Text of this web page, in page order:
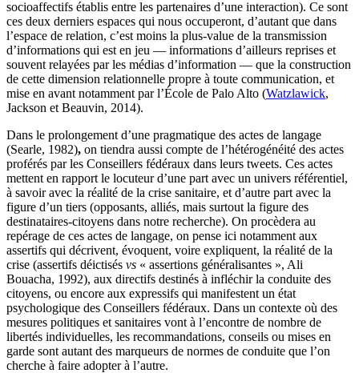
socioaffectifs établis entre les partenaires d’une interaction). Ce sont
ces deux derniers espaces qui nous occuperont, d’autant que dans
l’espace de relation, c’est moins la plus-value de la transmission
d’informations qui est en jeu — informations d’ailleurs reprises et
souvent relayées par les médias d’information — que la construction
de cette dimension relationnelle propre à toute communication, et
mise en avant notamment par l’École de Palo Alto (Watzlawick,
Jackson et Beauvin, 2014).
Dans le prolongement d’une pragmatique des actes de langage
(Searle, 1982), on tiendra aussi compte de l’hétérogénéité des actes
proférés par les Conseillers fédéraux dans leurs tweets. Ces actes
mettent en rapport le locuteur d’une part avec un univers référentiel,
à savoir avec la réalité de la crise sanitaire, et d’autre part avec la
figure d’un tiers (opposants, alliés, mais surtout la figure des
destinataires-citoyens dans notre recherche). On procèdera au
repérage de ces actes de langage, on pense ici notamment aux
assertifs qui décrivent, évoquent, voire expliquent, la réalité de la
crise (assertifs déictisés vs « assertions généralisantes », Ali
Bouacha, 1992), aux directifs destinés à infléchir la conduite des
citoyens, ou encore aux expressifs qui manifestent un état
psychologique des Conseillers fédéraux. Dans un contexte où des
mesures politiques et sanitaires vont à l’encontre de nombre de
libertés individuelles, les recommandations, conseils ou mises en
garde sont autant des marqueurs de normes de conduite que l’on
cherche à faire adopter à l’autre.